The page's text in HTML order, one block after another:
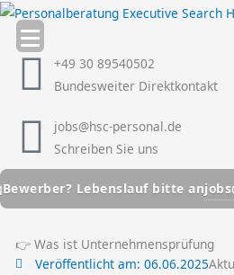
Zum
Inhalt
springen
+49 30 89540502
Bundesweiter Direktkontakt
jobs@hsc-personal.de
Schreiben Sie uns
Lebenslauf bitte an
👉 Was ist Unternehmensprüfung
Veröffentlicht am:06.06.2025